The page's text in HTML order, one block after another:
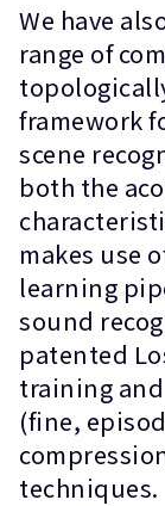
We have
range of
framework
scene
both the
makes use
learning
sound
patented
training
(fine,
techniques.